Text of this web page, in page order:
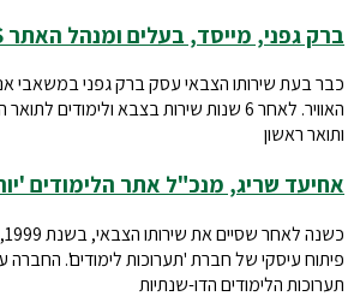
ברק גפני, מייסד, בעלים ומנהל האתר HRS
כבר בעת שירותו הצבאי עסק ברק גפני במשאבי
האוויר. לאחר 6 שנות שירות בצבא ולימודים
ותואר ראשון
אחיעד שריג, מנכ"ל אתר הלימודים
פיתוח עיסקי של חברת 'תערוכות לימודים'.
תערוכות הלימודים הדו-שנתיות